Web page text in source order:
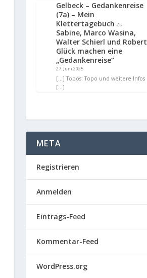
Gelbeck – Gedankenreise
(7a) – Mein
Klettertagebuch zu
Sabine, Marco Wasina,
Walter Schierl und Robert
Glück machen eine
„Gedankenreise“
27. Juni 2025
[…] Topos: Topo und weitere Infos
[…]
META
Registrieren
Anmelden
Eintrags-Feed
Kommentar-Feed
WordPress.org